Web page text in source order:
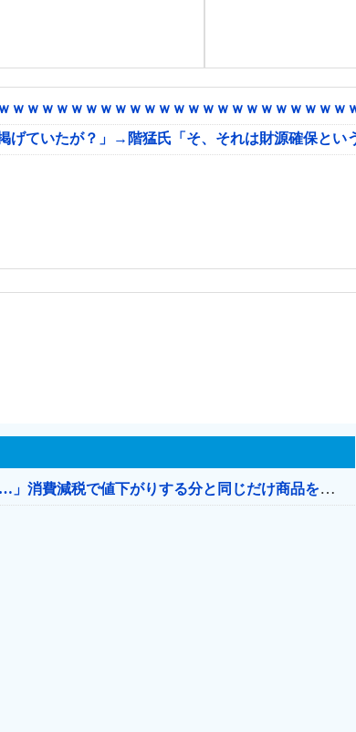
ｗｗｗｗｗｗｗｗｗｗｗｗｗｗｗｗｗｗｗｗｗｗ
ていたが？」→階猛氏「そ、それは財源確保とい
【消費税率1％】 「下げるのが筋なんですけど…」消費減税で値下がりする分と同じだけ商品を値上げして店頭価格を変えない店も